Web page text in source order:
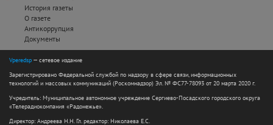
История газеты
О газете
Антикоррупция
Документы
Vperedsp — сетевое издание
Зарегистрировано Федеральной службой по надзору в сфере связи, информационных
технологий и массовых коммуникаций (Роскомнадзор) Эл. № ФС77-78093 от 20 марта 2020 г.
Учредитель: Муниципальное автономное учреждение Сергиево-Посадского городского округа
«Телерадиокомпания «Радонежье».
Директор: Андреева Н.Н. Гл. редактор: Николаева Е.С.